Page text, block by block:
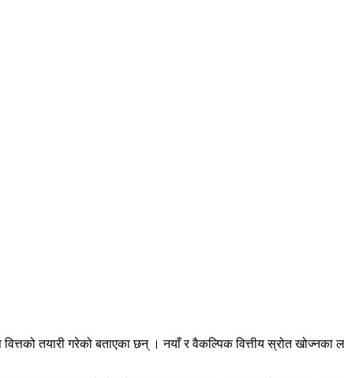
तयारी गरेको बताएका छन् । नयाँ र वैकल्पिक वित्तीय स्रोत खोज्नका